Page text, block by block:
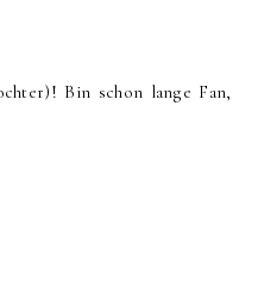
Bin schon lange Fan,